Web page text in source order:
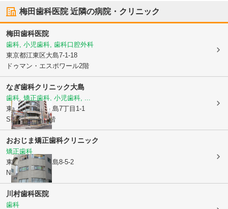
梅田歯科医院近隣の病院・クリニック
梅田歯科医院
歯科, 小児歯科, 歯科口腔外科
東京都江東区大島7-1-18
ドゥマン・エスポワール2階
なぎ歯科クリニック大島
歯科, 矯正歯科, 小児歯科, ...
東京都江東区大島7丁目1-1
STANDZ大島2階
おおじま矯正歯科クリニック
矯正歯科
東京都江東区 大島8-5-2
N&Hビル3F
川村歯科医院
歯科